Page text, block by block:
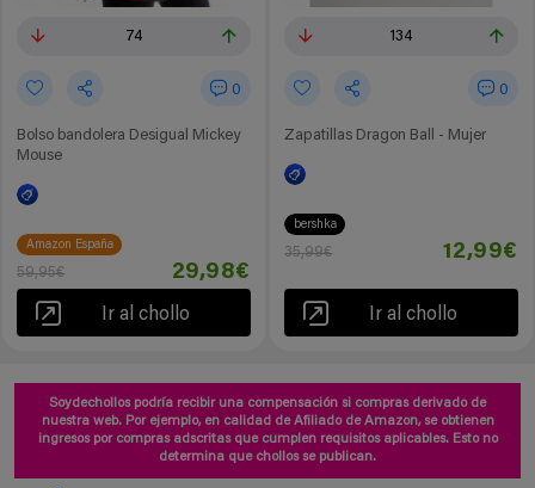
74
0
Bolso bandolera Desigual Mickey
Mouse
Amazon España
59,95€ 29,98€
Ir al chollo
134
0
Zapatillas Dragon Ball - Mujer
bershka
35,99€ 12,99€
Ir al chollo
Soydechollos podría recibir una compensación si compras derivado de
nuestra web. Por ejemplo, en calidad de Afiliado de Amazon, se obtienen
ingresos por compras adscritas que cumplen requisitos aplicables. Esto no
determina que chollos se publican.